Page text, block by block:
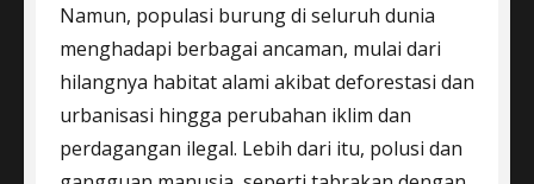
Namun, populasi burung di seluruh dunia
menghadapi berbagai ancaman, mulai dari
hilangnya habitat alami akibat deforestasi dan
urbanisasi hingga perubahan iklim dan
perdagangan ilegal. Lebih dari itu, polusi dan